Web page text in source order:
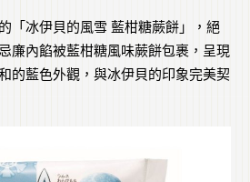
「冰伊貝的風雪 藍柑糖蕨餅」，絕
廉內餡被藍柑糖風味蕨餅包裹，呈現
的藍色外觀，與冰伊貝的印象完美契